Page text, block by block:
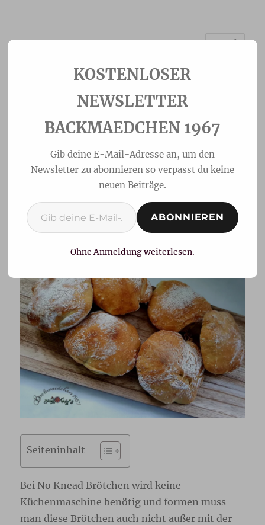
No Knead Brötchen
Seiteninhalt
Bei No Knead Brötchen wird keine
Küchenmaschine benötig und formen muss
man diese Brötchen auch nicht außer mit der
NEWSLETTER
BACKMAEDCHEN 1967
Gib deine E-Mail-Adresse an, um den
Newsletter zu abonnieren so verpasst du keine
neuen Beiträge.
Gib deine E-Mail-Adresse ein ...
ABONNIEREN
Ohne Anmeldung weiterlesen.